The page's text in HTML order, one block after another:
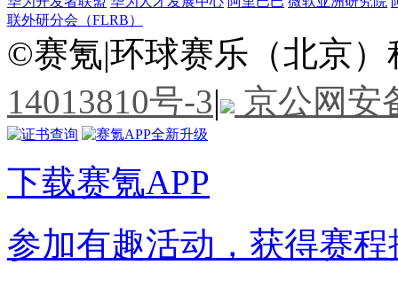
联外研分会（FLRB）
©赛氪|环球赛乐（北京
14013810号-3| 京公网安
下载赛氪APP
参加有趣活动，获得赛程